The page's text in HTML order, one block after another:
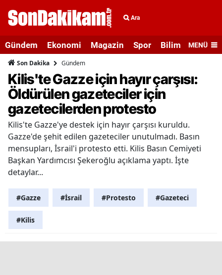
Ara
Gündem Ekonomi Magazin Spor Bilim veMENÜ
Son Dakika Gündem
Kilis'te Gazze için hayır çarşısı:
Öldürülen gazeteciler için
gazetecilerden protesto
Kilis'te Gazze'ye destek için hayır çarşısı kuruldu.
Gazze'de şehit edilen gazeteciler unutulmadı. Basın
mensupları, İsrail'i protesto etti. Kilis Basın Cemiyeti
Başkan Yardımcısı Şekeroğlu açıklama yaptı. İşte
detaylar...
#Gazze #İsrail #Protesto #Gazeteci
#Kilis